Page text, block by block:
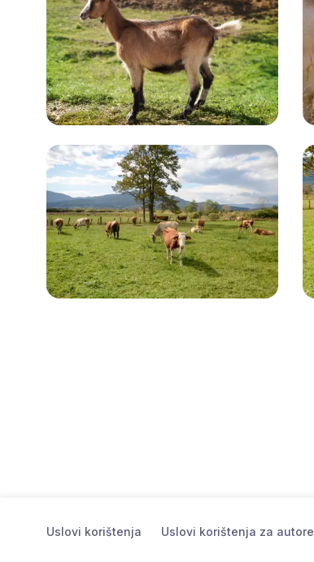
Uslovi korištenja Uslovi korištenja za autore